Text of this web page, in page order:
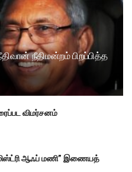
நீதிமன்றம் பிறப்பித்த
விமர்சனம்
ஆஃப் மணி” இணையத்